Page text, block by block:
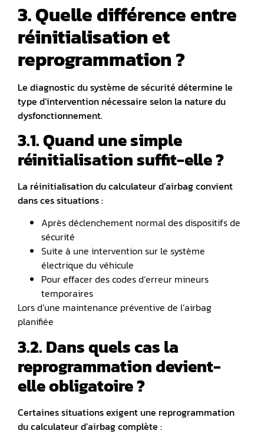
3. Quelle différence entre
réinitialisation et
reprogrammation ?
Le diagnostic du système de sécurité détermine le
type d’intervention nécessaire selon la nature du
dysfonctionnement.
3.1. Quand une simple
réinitialisation suffit-elle ?
La réinitialisation ducalculateur d’airbagconvient
dans ces situations :
Après déclenchement normal des dispositifs de
sécurité
Suite à une intervention sur le système
électrique du véhicule
Pour effacer des codes d’erreur mineurs
temporaires
Lors d’une maintenance préventive de l’airbag
planifiée
3.2. Dans quels cas la
reprogrammation devient-
elle obligatoire ?
Certaines situations exigent une reprogrammation
du calculateur d’airbag complète :